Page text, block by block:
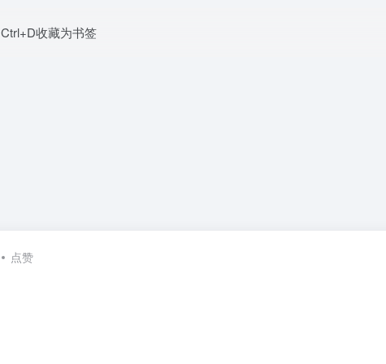
Ctrl+D收藏为书签
点赞